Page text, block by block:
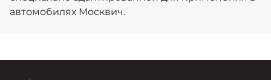
автомобилях Москвич.